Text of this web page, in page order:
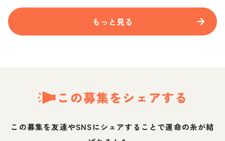
もっと見る
この募集をシェアする
この募集を友達やSNSにシェアすることで運命の糸が結